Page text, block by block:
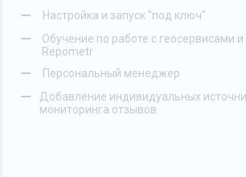
– Настройка и запуск "под ключ"
–
Обучение по работе с геосервисами и
Repometr
– Персональный менеджер
–
Добавление индивидуальных
мониторинга отзывов